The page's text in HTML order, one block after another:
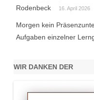
Rodenbeck
16. April 2026
Morgen kein
Aufgaben einzelner
WIR DANKEN DER